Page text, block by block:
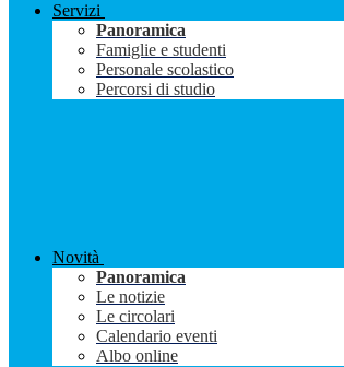
Servizi
Panoramica
Famiglie e studenti
Personale scolastico
Percorsi di studio
Novità
Panoramica
Le notizie
Le circolari
Calendario eventi
Albo online